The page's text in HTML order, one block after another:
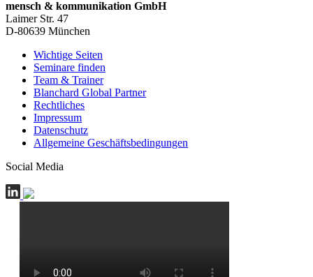
mensch & kommunikation GmbH
Laimer Str. 47
D-80639 München
Wichtige Seiten
Seminare finden
Team & Trainer
Blanchard Global Partner
Rechtliches
Impressum
Datenschutz
Allgemeine Geschäftsbedingungen
Social Media